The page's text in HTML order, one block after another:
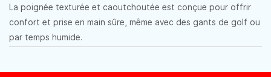
La poignée texturée et caoutchoutée est conçue pour offrir
confort et prise en main sûre, même avec des gants de golf ou
par temps humide.